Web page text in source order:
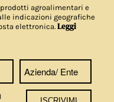
agroalimentari e
indicazioni geografiche
elettronica.Leggi